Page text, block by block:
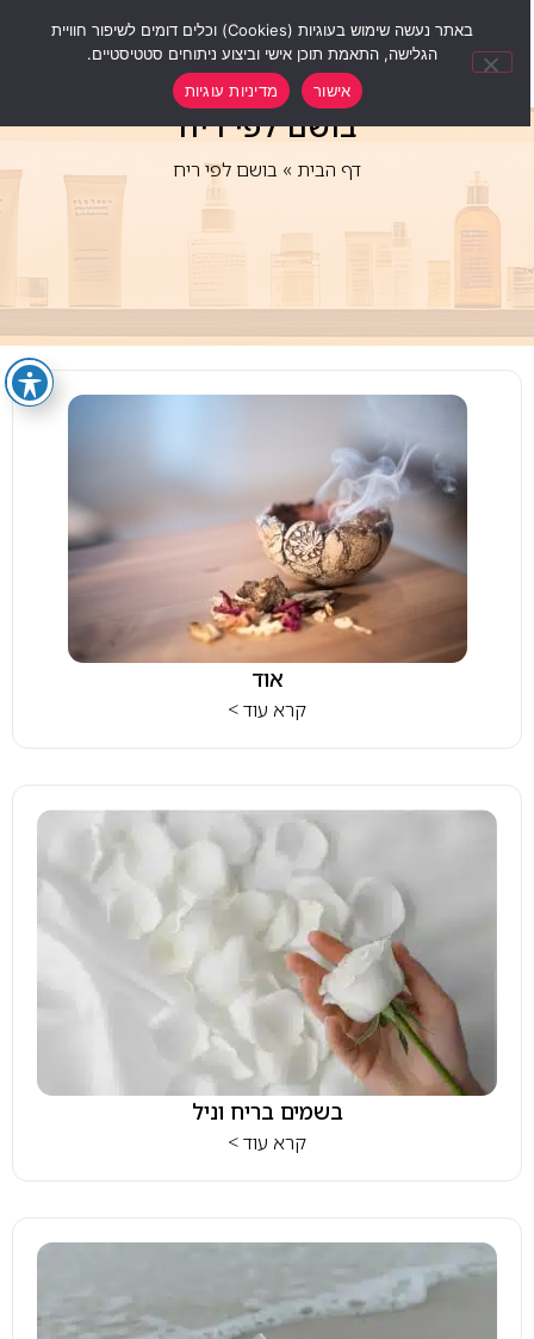
בושם לפי ריח
דף הבית» בושם לפי ריח
אוד
קרא עוד >
בשמים בריח וניל
קרא עוד >
באתר נעשה שימוש בעוגיות (Cookies) וכלים דומים לשיפור חוויית
הגלישה, התאמת תוכן אישי וביצוע ניתוחים סטטיסטיים.
אישור
מדיניות עוגיות